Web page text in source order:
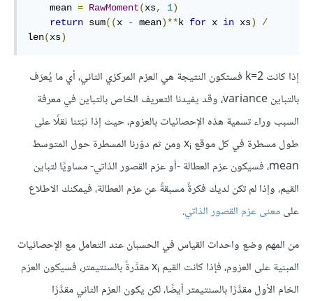
    mean
= RawMoment(xs, 1)
return sum((x - mean)**k for x in xs)
/
len(xs)
إذا كانت k=2 فستكون النتيجة هي العزم المركزي الثاني، أي ما يُعرَف
بالتباين variance، وقد يفيدنا التعريف الخاص بالتباين في معرفة
السبب وراء تسمية هذه الإحصائيات بالعزوم، حيث إذا ثبّتنا ثقلًا على
طول مسطرة في كل موقع x i
‎ ومن ثم دوّرنا المسطرة حول المتوسط
mean، فسيكون عزم العطالة -أو عزم القصور الذاتي- مساويًا لتباين
القيم، وإذا لم تكن لديك فكرةً مسبقةً عن عزم العطالة، فيمكنك الاطلاع
علىمعنى عزم القصور الذاتي.
من المهم وضع واحدات القياس في الحسبان عند التعامل مع الإحصائيات
المبنية على العزوم، فإذا كانت القيم x i
‎ مقدَّرةً بالسنتيمتر، فسيكون العزم
الخام الأول مقدَّرًا بالسنتيمتر أيضًا، لكن يكون العزم الثاني مقدَّرًا